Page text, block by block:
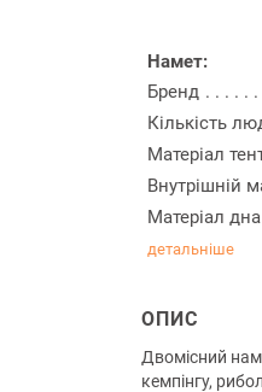
Намет:
Бренд
Кількість
Матеріал
Внутрішній
Матеріал дна
детальніше
ОПИС
Двомісний
кемпінгу,